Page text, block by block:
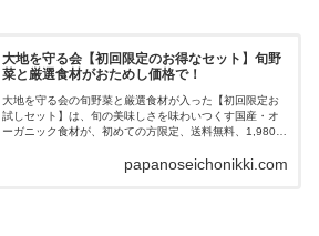
大地を守る会【初回限定のお得なセット】旬野
菜と厳選食材がおためし価格で！
大地を守る会の旬野菜と厳選食材が入った【初回限定お
試しセット】は、旬の美味しさを味わいつくす国産・オ
ーガニック食材が、初めての方限定、送料無料、1,980円
ぱ「旬のおいしいオーガニック食材が13品目も送られて
papanoseichonikki.com